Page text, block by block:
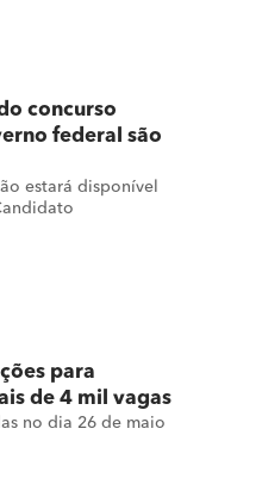
concurso
federal são
estará disponível
para
de 4 mil vagas
no dia 26 de maio